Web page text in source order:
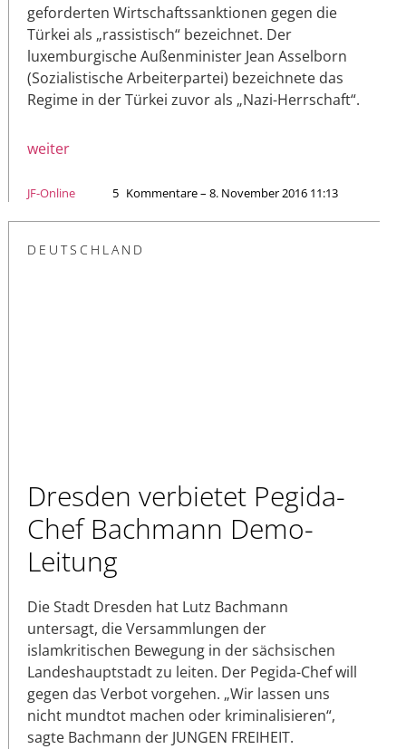
geforderten Wirtschaftssanktionen gegen die
Türkei als „rassistisch“ bezeichnet. Der
luxemburgische Außenminister Jean Asselborn
(Sozialistische Arbeiterpartei) bezeichnete das
Regime in der Türkei zuvor als „Nazi-Herrschaft“.
weiter
JF-Online 5 Kommentare – 8. November 2016 11:13
DEUTSCHLAND
Dresden verbietet Pegida-
Chef Bachmann Demo-
Leitung
Die Stadt Dresden hat Lutz Bachmann
untersagt, die Versammlungen der
islamkritischen Bewegung in der sächsischen
Landeshauptstadt zu leiten. Der Pegida-Chef will
gegen das Verbot vorgehen. „Wir lassen uns
nicht mundtot machen oder kriminalisieren“,
sagte Bachmann der JUNGEN FREIHEIT.